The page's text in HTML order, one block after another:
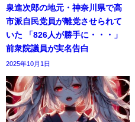
泉進次郎の地元・神奈川県で高
市派自民党員が離党させられて
いた 「826人が勝手に・・・」
前衆院議員が実名告白
2025年10月1日